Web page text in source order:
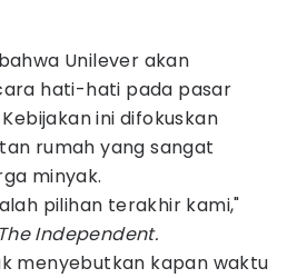
Unilever akan
hati-hati pada pasar
ini difokuskan
rumah yang sangat
minyak.
pilihan terakhir kami,"
The Independent.
menyebutkan kapan waktu